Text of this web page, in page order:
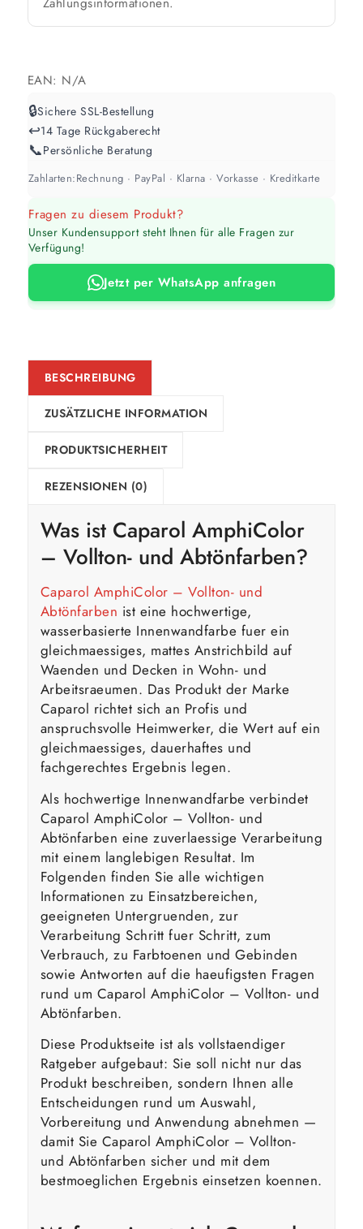
🎨 Jetziger Zustand
Weiß / hell
1 Anstrich reicht meist
abweichen. Für 10 % Reserve wird automatisch aufgerundet.
EAN: N/A
🔒Sichere SSL-Bestellung
↩️14 Tage Rückgaberecht
📞Persönliche Beratung
Zahlarten:Rechnung · PayPal · Klarna · Vorkasse · Kreditkarte
Fragen zu diesem Produkt?
Unser Kundensupport steht Ihnen für alle Fragen zur
Verfügung!
Jetzt per WhatsApp anfragen
BESCHREIBUNG
ZUSÄTZLICHE INFORMATION
PRODUKTSICHERHEIT
REZENSIONEN (0)
Was ist Caparol AmphiColor
– Vollton- und Abtönfarben?
Caparol AmphiColor – Vollton- und
Abtönfarben ist eine hochwertige,
wasserbasierte Innenwandfarbe fuer ein
gleichmaessiges, mattes Anstrichbild auf
Waenden und Decken in Wohn- und
Arbeitsraeumen. Das Produkt der Marke
Caparol richtet sich an Profis und
anspruchsvolle Heimwerker, die Wert auf ein
gleichmaessiges, dauerhaftes und
fachgerechtes Ergebnis legen.
Als hochwertige Innenwandfarbe verbindet
Caparol AmphiColor – Vollton- und
Abtönfarben eine zuverlaessige Verarbeitung
mit einem langlebigen Resultat. Im
Folgenden finden Sie alle wichtigen
Informationen zu Einsatzbereichen,
geeigneten Untergruenden, zur
Verarbeitung Schritt fuer Schritt, zum
Verbrauch, zu Farbtoenen und Gebinden
sowie Antworten auf die haeufigsten Fragen
rund um Caparol AmphiColor – Vollton- und
Abtönfarben.
Diese Produktseite ist als vollstaendiger
Ratgeber aufgebaut: Sie soll nicht nur das
Produkt beschreiben, sondern Ihnen alle
Entscheidungen rund um Auswahl,
Vorbereitung und Anwendung abnehmen —
damit Sie Caparol AmphiColor – Vollton-
und Abtönfarben sicher und mit dem
bestmoeglichen Ergebnis einsetzen koennen.